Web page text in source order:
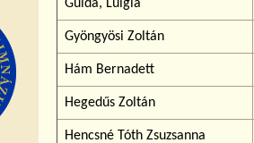
Guida, Luigia
Gyöngyösi Zoltán
Hám Bernadett
Hegedűs Zoltán
Hencsné Tóth Zsuzsanna